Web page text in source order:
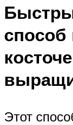
способ
Этот